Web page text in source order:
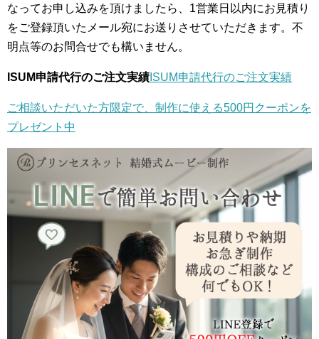
なってお申し込みを頂けましたら、1営業日以内にお見積り
をご登録頂いたメール宛にお送りさせていただきます。不
明点等のお問合せでも構いません。
ISUM申請代行のご注文実績 ISUM申請代行のご注文実績
ご相談いただいた方限定で、制作に使える500円クーポンを
プレゼント中